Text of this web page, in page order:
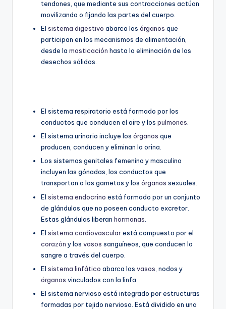
tendones, que mediante sus contracciones actúan
movilizando o fijando las partes del cuerpo.
El sistema digestivo abarca los órganos que
participan en los mecanismos de alimentación,
desde la masticación hasta la eliminación de los
desechos sólidos.
El sistema respiratorio está formado por los
conductos que conducen el aire y los pulmones.
El sistema urinario incluye los órganos que
producen, conducen y eliminan la orina.
Los sistemas genitales femenino y masculino
incluyen las gónadas, los conductos que
transportan a los gametos y los órganos sexuales.
El sistema endocrino está formado por un conjunto
de glándulas que no poseen conducto excretor.
Estas glándulas liberan hormonas
El sistema cardiovascularestá compuesto por el
corazón y los vasos sanguíneos, que conducen la
sangre a través del cuerpo.
El sistema linfático abarca los vasos , nodos y
órganos vinculados con la linfa.
El sistema nervioso está integrado por estructuras
formadas por tejido nervioso. Está dividido en una